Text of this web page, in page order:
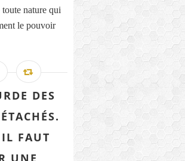
toute nature qui
le pouvoir
DES
FAUT
UNE